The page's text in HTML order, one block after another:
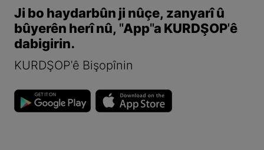
Ji bo haydarbûn ji nûçe, zanyarî û
bûyerên herî nû, "App"a KURDŞOP'ê
dabigirin.
KURDŞOP'ê Bişopînin